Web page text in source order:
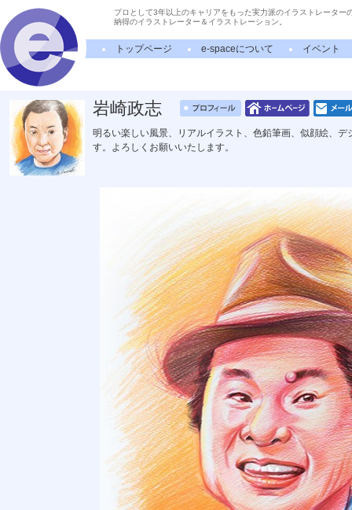
プロとして3年以上のキャリアをもった実力派のイラストレーター
納得のイラストレーター＆イラストレーション。
トップページ e-spaceについて イベント
岩崎政志
明るい楽しい風景、リアルイラスト、色鉛筆画、似顔絵、
す。よろしくお願いいたします。